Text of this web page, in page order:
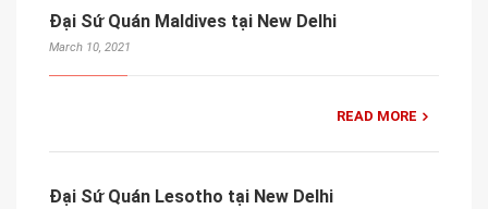
Đại Sứ Quán Maldives tại New Delhi
March 10, 2021
READ MORE
Đại Sứ Quán Lesotho tại New Delhi